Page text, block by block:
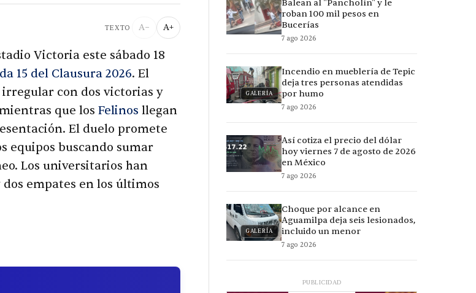
TEXTO A− A+
Victoria este sábado 18
15 del Clausura 2026. El
con dos victorias y
que los Felinos llegan
El duelo promete
equipos buscando sumar
Los universitarios han
empates en los últimos
Balean al "Pancholín" y le
roban 100 mil pesos en
Bucerías
7 ago 2026
GALERÍA
Incendio en mueblería de Tepic
deja tres personas atendidas
por humo
7 ago 2026
Así cotiza el precio del dólar
hoy viernes 7 de agosto de 2026
en México
7 ago 2026
GALERÍA
Choque por alcance en
Aguamilpa deja seis lesionados,
incluido un menor
7 ago 2026
PUBLICIDAD